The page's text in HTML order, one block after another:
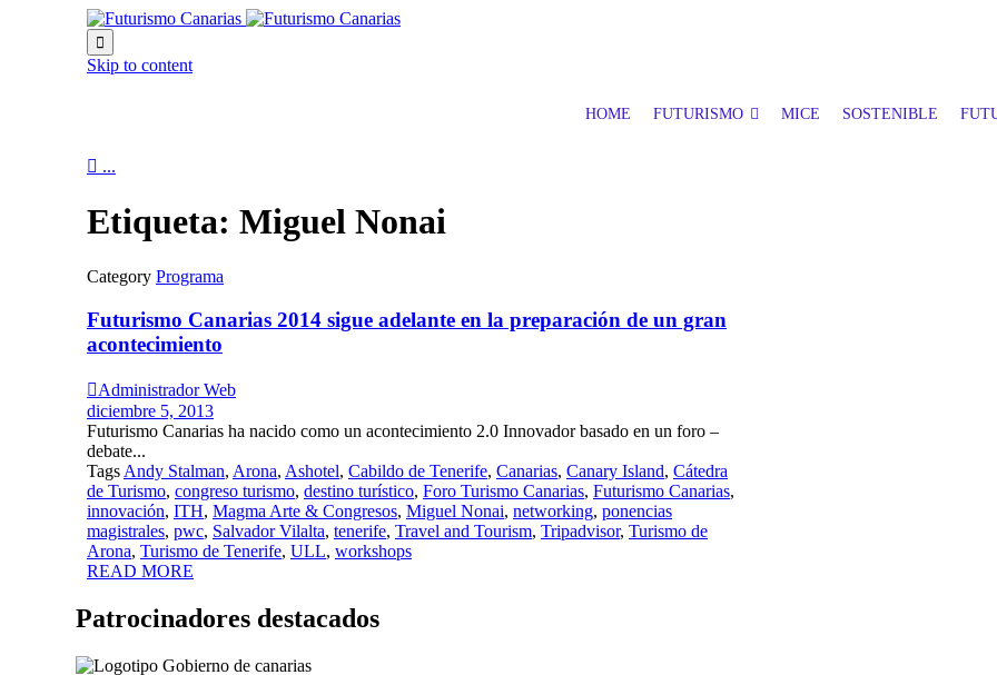

Skip to content
HOME FUTURISMO MICE SOSTENIBLE
 ...
Etiqueta: Miguel Nonai
Category Programa
Futurismo Canarias 2014 sigue adelante en la preparación de un gran
acontecimiento
Administrador Web
diciembre 5, 2013
Futurismo Canarias ha nacido como un acontecimiento 2.0 Innovador basado en un foro –
debate...
Tags Andy Stalman, Arona, Ashotel, Cabildo de Tenerife, Canarias, Canary Island, Cátedra
de Turismo, congreso turismo, destino turístico, Foro Turismo Canarias, Futurismo Canarias,
innovación, ITH, Magma Arte & Congresos, Miguel Nonai, networking, ponencias
magistrales, pwc, Salvador Vilalta, tenerife, Travel and Tourism, Tripadvisor, Turismo de
Arona, Turismo de Tenerife, ULL, workshops
READ MORE
Patrocinadores destacados